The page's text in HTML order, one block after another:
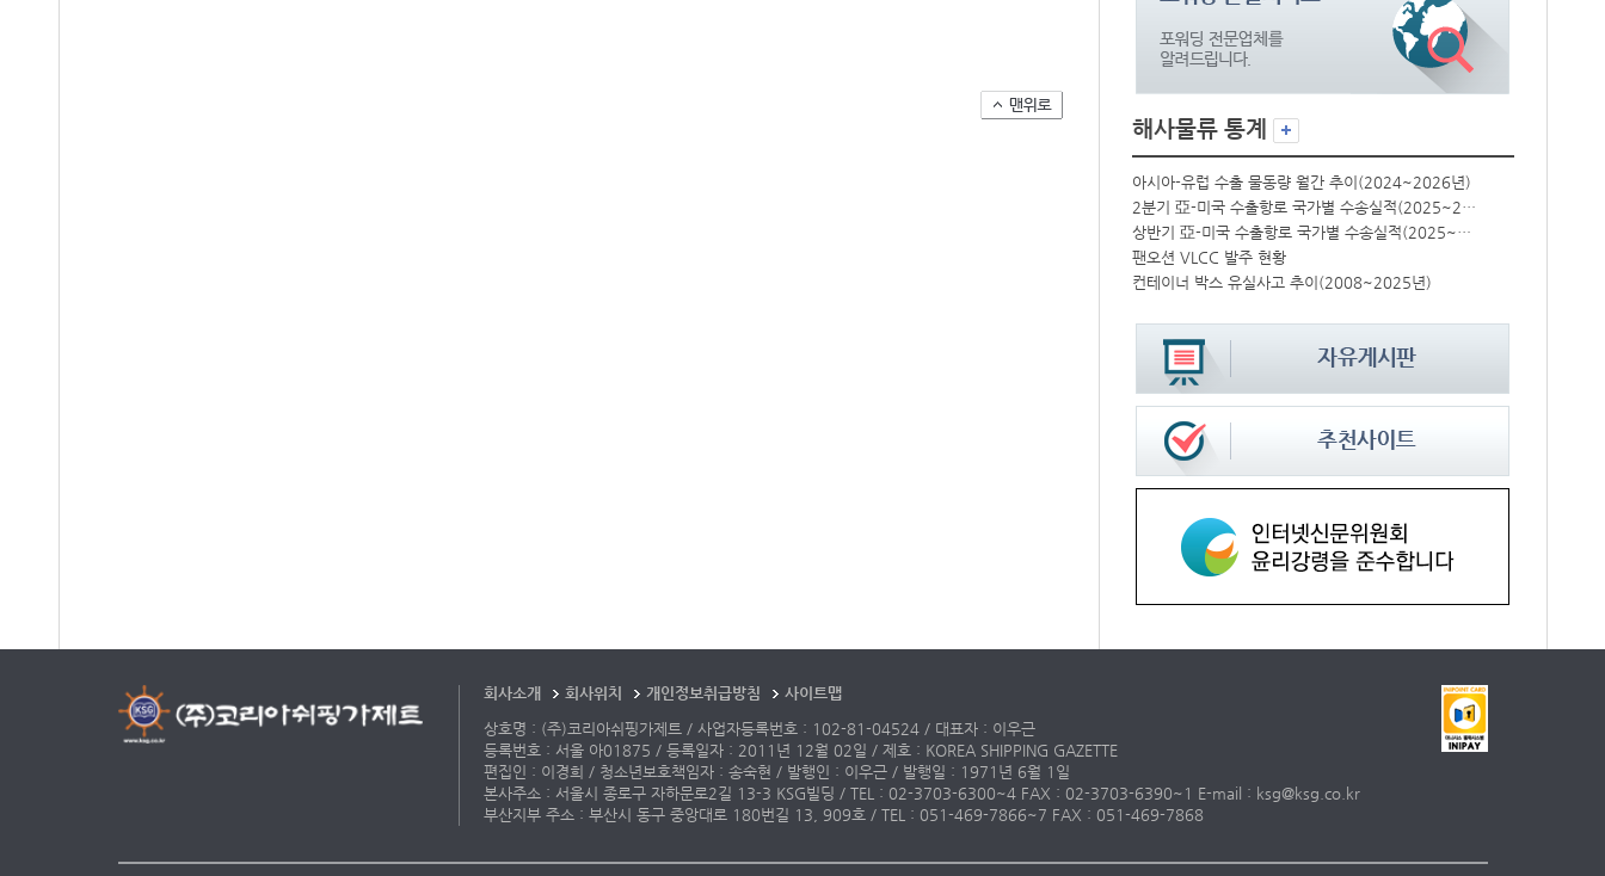
해사물류 통계
아시아-유럽 수출 물동량 월간 추이(2024~2026년)
2분기 亞-미국 수출항로 국가별 수송실적(2025~2026년)
상반기 亞-미국 수출항로 국가별 수송실적(2025~2026년)
팬오션 VLCC 발주 현황
컨테이너 박스 유실사고 추이(2008~2025년)
회사소개 회사위치 개인정보취급방침
사이트맵
상호명 : (주)코리아쉬핑가제트 / 사업자등록번호 : 102-81-04524 / 대표자 : 이우근
등록번호 : 서울 아01875 / 등록일자 : 2011년 12월 02일 / 제호 : KOREA SHIPPING GAZETTE
편집인 : 이경희 / 청소년보호책임자 : 송숙현 / 발행인 : 이우근 / 발행일 : 1971년 6월 1일
본사주소 : 서울시 종로구 자하문로2길 13-3 KSG빌딩 / TEL : 02-3703-6300~4 FAX : 02-3703-6390~1 E-mail : ksg@ksg.co.kr
부산지부 주소 : 부산시 동구 중앙대로 180번길 13, 909호 / TEL : 051-469-7866~7 FAX : 051-469-7868